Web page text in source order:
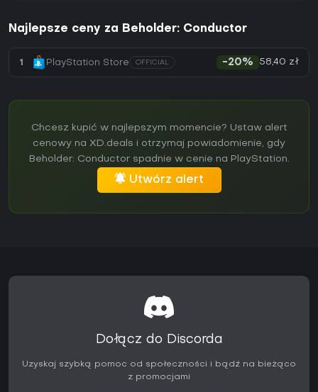
Najlepsze ceny za Beholder: Conductor
1 PlayStation Store OFFICIAL -20% 58,40 zł
Chcesz kupić w najlepszym momencie? Ustaw alert
cenowy na XD.deals i otrzymaj powiadomienie, gdy
Beholder: Conductor spadnie w cenie na PlayStation.
Utwórz alert
Dołącz do Discorda
Uzyskaj szybką pomoc od społeczności i bądź na bieżąco
z promocjami